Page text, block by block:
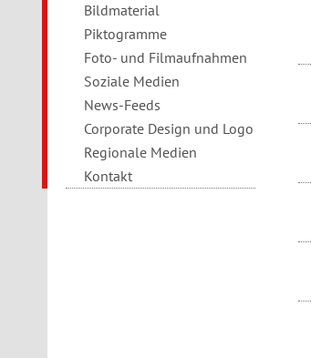
Bildmaterial
Piktogramme
Foto- und Filmaufnahmen
Soziale Medien
News-Feeds
Corporate Design und Logo
Regionale Medien
Kontakt